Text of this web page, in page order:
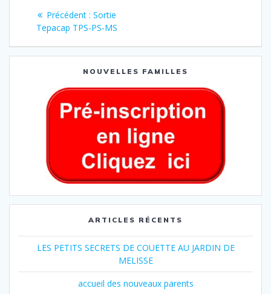
Précédent : Sortie
Tepacap TPS-PS-MS
NOUVELLES FAMILLES
ARTICLES RÉCENTS
LES PETITS SECRETS DE COUETTE AU JARDIN DE
MELISSE
accueil des nouveaux parents